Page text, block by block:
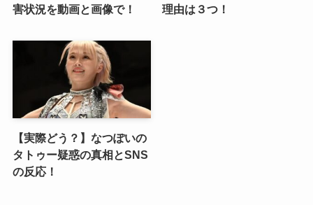
害状況を動画と画像で！
理由は３つ！
【実際どう？】なつぽいの
タトゥー疑惑の真相とSNS
の反応！